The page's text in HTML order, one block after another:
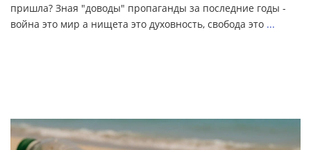
пришла? Зная "доводы" пропаганды за последние годы -
война это мир а нищета это духовность, свобода это ...